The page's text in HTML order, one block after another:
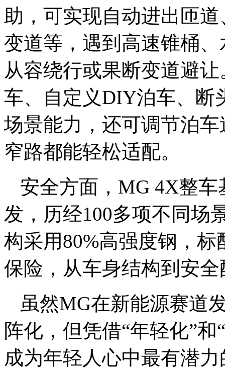
助，可实现自动进出匝
变道等，遇到高速锥桶
从容绕行或果断变道避
车、自定义DIY泊车、断
场景能力，还可调节泊
窄路都能轻松适配。
安全方面，MG 4X整
发，历经100多项不同场
构采用80%高强度钢，
保险，从车身结构到安
虽然MG在新能源赛道
阵化，但凭借“年轻化”
成为年轻人心中最有潜